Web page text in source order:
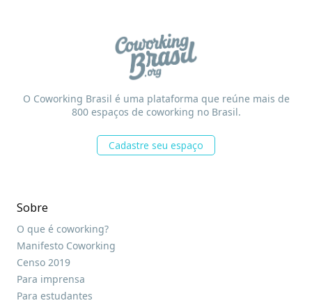
O Coworking Brasil é uma plataforma que reúne mais de
800 espaços de coworking no Brasil.
Cadastre seu espaço
Sobre
O que é coworking?
Manifesto Coworking
Censo 2019
Para imprensa
Para estudantes